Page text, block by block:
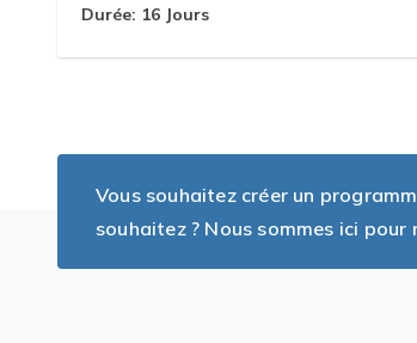
Durée: 16 Jours
Vous souhaitez créer un
souhaitez ? Nous sommes ici